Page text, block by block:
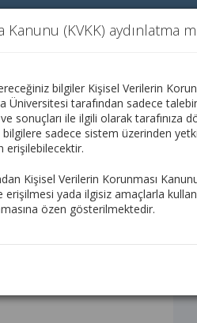
Kanunu (KVKK) aydınlatma
bilgiler Kişisel Verilerin
Üniversitesi tarafından sadece
sonuçları ile ilgili olarak tarafınıza
bilgilere sadece sistem üzerinden
erişilebilecektir.
Kişisel Verilerin Korunması
yada ilgisiz amaçlarla
özen gösterilmektedir.
sayfası